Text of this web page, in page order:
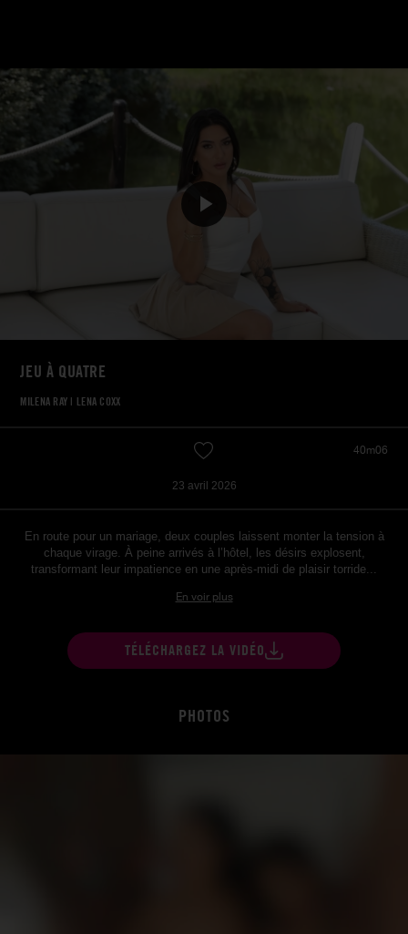
JEU À QUATRE
MILENA RAY | LENA COXX
40m06
23 avril 2026
En route pour un mariage, deux couples laissent monter la tension à
chaque virage. À peine arrivés à l’hôtel, les désirs explosent,
transformant leur impatience en une après-midi de plaisir torride...
En voir plus
TÉLÉCHARGEZ LA VIDÉO
PHOTOS